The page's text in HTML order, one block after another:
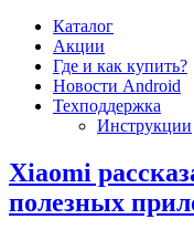
Каталог
Акции
Где и как купить?
Новости Android
Техподдержка
Инструкции
Xiaomi
полезных